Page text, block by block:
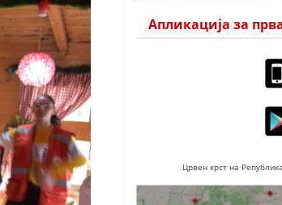
Апликација за
Црвен крст на